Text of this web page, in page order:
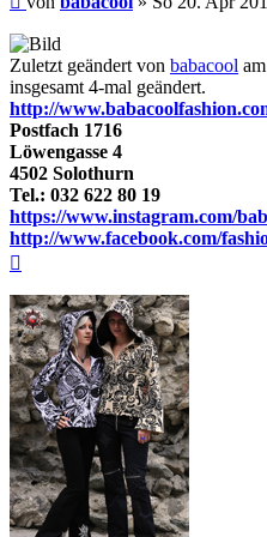
Zuletzt geändert von babacool
insgesamt 4-mal geändert.
http://
Postfach 1716
Löwengasse 4
4502 Solothurn
Tel.: 032 622 80 19
https://www.instagram.com/
http://www.facebook.com/